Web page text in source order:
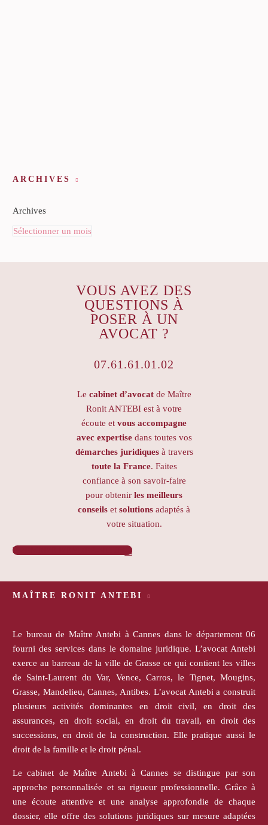
ARCHIVES
Archives
Sélectionner un mois
VOUS AVEZ DES
QUESTIONS À
POSER À UN
AVOCAT ?
07.61.61.01.02
Le cabinet d’avocatde Maître
Ronit ANTEBI est à votre
écoute et vous accompagne
avec expertisedans toutes vos
démarches juridiquesà travers
toute la France. Faites
confiance à son savoir-faire
pour obtenir les meilleurs
conseils et solutions adaptés à
votre situation.
PRENDRE RENDEZ-VOUS 
MAÎTRE RONIT ANTEBI
Le bureau de Maître Antebi à Cannes dans le département 06
fourni des services dans le domaine juridique. L’avocat Antebi
exerce au barreau de la ville de Grasse ce qui contient les villes
de Saint-Laurent du Var, Vence, Carros, le Tignet, Mougins,
Grasse, Mandelieu, Cannes, Antibes. L’avocat Antebi a construit
plusieurs activités dominantes en droit civil, en droit des
assurances, en droit social, en droit du travail, en droit des
successions, en droit de la construction. Elle pratique aussi le
droit de la famille et le droit pénal.
Le cabinet de Maître Antebi à Cannes se distingue par son
approche personnalisée et sa rigueur professionnelle. Grâce à
une écoute attentive et une analyse approfondie de chaque
dossier, elle offre des solutions juridiques sur mesure adaptées